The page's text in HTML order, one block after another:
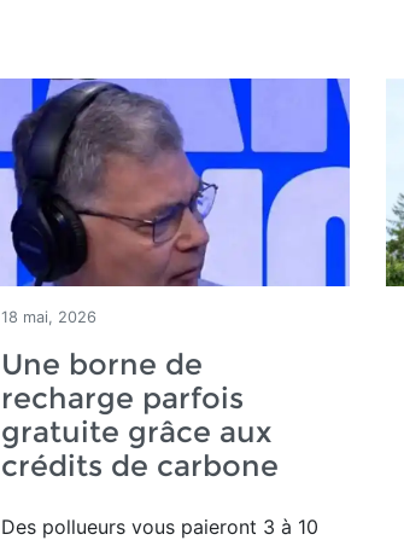
18 mai, 2026
Une borne de
recharge parfois
gratuite grâce aux
crédits de carbone
Des pollueurs vous paieront 3 à 10